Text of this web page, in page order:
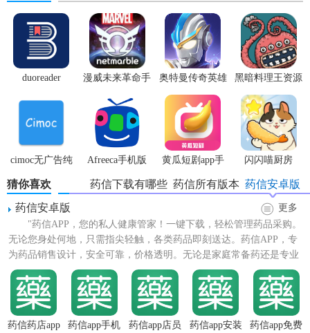
【药信app官方版功能】
duoreader
漫威未来革命手
奥特曼传奇英雄
体验服
黑暗料理王资源
无限
cimoc无广告纯
净版
Afreeca手机版
黄瓜短剧app手
机版
闪闪喵厨房
猜你喜欢 药信安卓版
药信所有版本
药信下载有哪些
药信安卓版
更多
"药信APP，您的私人健康管家！一键下载，轻松管理药品采购。
无论您身处何地，只需指尖轻触，各类药品即刻送达。药信APP，专
为药品销售设计，安全可靠，价格透明。无论是家庭常备药还是专业
药品，我们一应俱全...
药信药店app
药信app手机
药信app店员
药信app安装 药信app免费